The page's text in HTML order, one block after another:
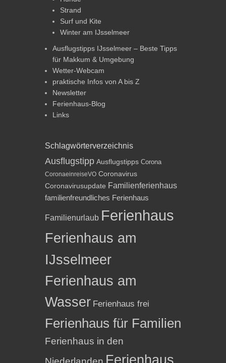
Strand
Surf und Kite
Winter am IJsselmeer
Ausflugstipps IJsselmeer – Beste Tipps
für Makkum & Umgebung
Wetter-Webcam
praktische Infos von A bis Z
Newsletter
Ferienhaus-Blog
Links
Schlagwörterverzeichnis
Ausflugstipp Ausflugstipps Corona
CoronaeinreiseVO Coronavirus
Coronavirusupdate Familienferienhaus
familienfreundliches Ferienhaus
Familienurlaub Ferienhaus
Ferienhaus am
IJsselmeer
Ferienhaus am
Wasser Ferienhaus frei
Ferienhaus für Familien
Ferienhaus in den
Ferienhaus